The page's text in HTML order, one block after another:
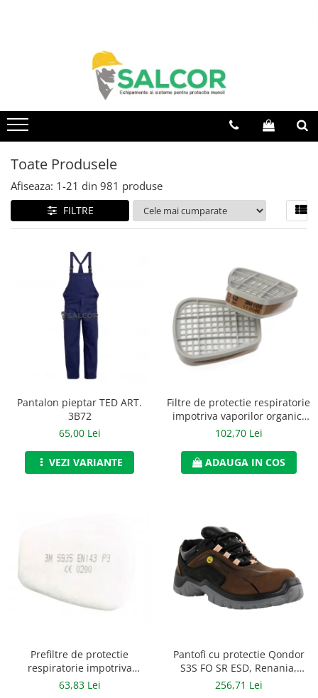
Articole unica folosinta
Combinezoane
Costum-Salopeta
Halate de lucru
Imbracaminte Femei
Jachete de iarna
Jachete/Bluze Salopeta
Pantaloni cu pieptar
Pantaloni scurti
Pelerine de ploaie
Protectie termica
Accesorii alpinism utilitar
Toate Produsele
Afiseaza: 1-21 din 981 produse
FILTRE
Pantalon pieptar TED ART.
3B72
65,00 Lei
VEZI VARIANTE
Filtre de protectie respiratorie
impotriva vaporilor organici
de tip A2, 3M, art.6D23 (6055)
102,70 Lei
ADAUGA IN COS
Prefiltre de protectie
respiratorie impotriva
particulelor de tip P3, 3M,
63,83 Lei
Pantofi cu protectie Qondor
S3S FO SR ESD, Renania,
art.9A00
256,71 Lei